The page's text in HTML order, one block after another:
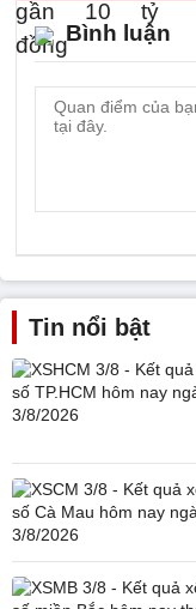
Bình luận
Tin nổi bật